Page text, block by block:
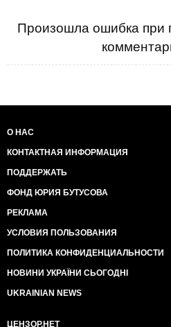
Произошла ошибка при
О НАС
КОНТАКТНАЯ ИНФОРМАЦИЯ
ПОДДЕРЖАТЬ
ФОНД ЮРИЯ БУТУСОВА
РЕКЛАМА
УСЛОВИЯ ПОЛЬЗОВАНИЯ
ПОЛИТИКА КОНФИДЕНЦИАЛЬНОСТИ
НОВИНИ УКРАЇНИ СЬОГОДНІ
UKRAINIAN NEWS
ЦЕНЗОР.НЕТ